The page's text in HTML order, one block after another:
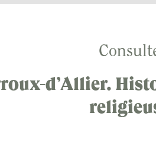
d’Allier.